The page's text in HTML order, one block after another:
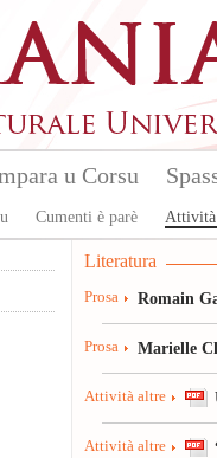
Cumenti è parè
u Corsu
Literatura
Prosa Romain
Prosa Marielle
Attività altre
Attività altre